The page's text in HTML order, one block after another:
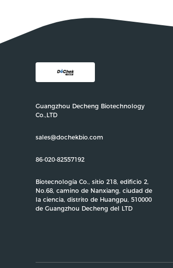
Guangzhou Decheng Biotechnology
Co.,LTD
sales@dochekbio.com
86-020-82557192
Biotecnología Co., sitio 218, edificio 2,
No.68, camino de Nanxiang, ciudad de
la ciencia, distrito de Huangpu, 510000
de Guangzhou Decheng del LTD